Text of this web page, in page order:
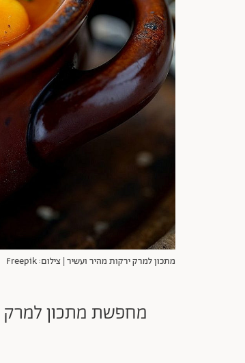
מתכון למרק ירקות מהיר ועשיר | צילום: Freepik
מחפשת מתכון למרק